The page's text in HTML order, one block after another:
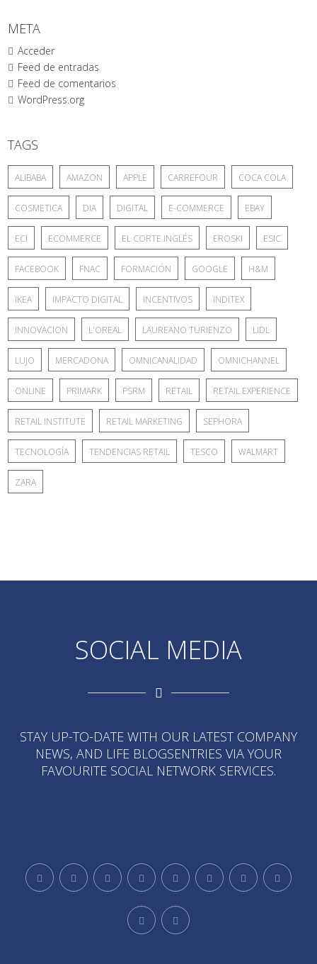
META
Acceder
Feed de entradas
Feed de comentarios
WordPress.org
TAGS
ALIBABA AMAZON APPLE CARREFOUR COCA COLA
COSMETICA DIA DIGITAL E-COMMERCE EBAY
ECI ECOMMERCE EL CORTE INGLÉS EROSKI ESIC
FACEBOOK FNAC FORMACIÓN GOOGLE H&M
IKEA IMPACTO DIGITAL INCENTIVOS INDITEX
INNOVACION L'OREAL LAUREANO TURIENZO LIDL
LUJO MERCADONA OMNICANALIDAD OMNICHANNEL
ONLINE PRIMARK PSRM RETAIL RETAIL EXPERIENCE
RETAIL INSTITUTE RETAIL MARKETING SEPHORA
TECNOLOGÍA TENDENCIAS RETAIL TESCO WALMART
ZARA
SOCIAL MEDIA
STAY UP-TO-DATE WITH OUR LATEST COMPANY
NEWS, AND LIFE BLOGSENTRIES VIA YOUR
FAVOURITE SOCIAL NETWORK SERVICES.